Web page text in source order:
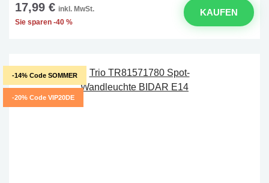
17,99 € inkl. MwSt.
Sie sparen -40 %
KAUFEN
-14% Code SOMMER
-20% Code VIP20DE